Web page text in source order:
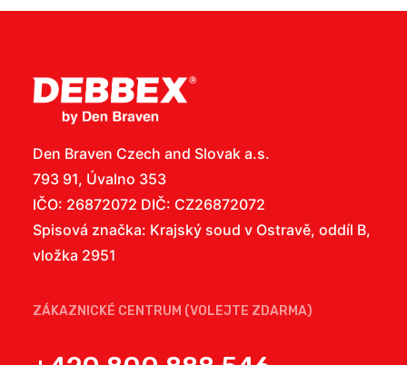
Den Braven Czech and Slovak a.s.
793 91, Úvalno 353
IČO: 26872072 DIČ: CZ26872072
Spisová značka: Krajský soud v Ostravě, oddíl B,
vložka 2951
ZÁKAZNICKÉ CENTRUM (VOLEJTE ZDARMA)